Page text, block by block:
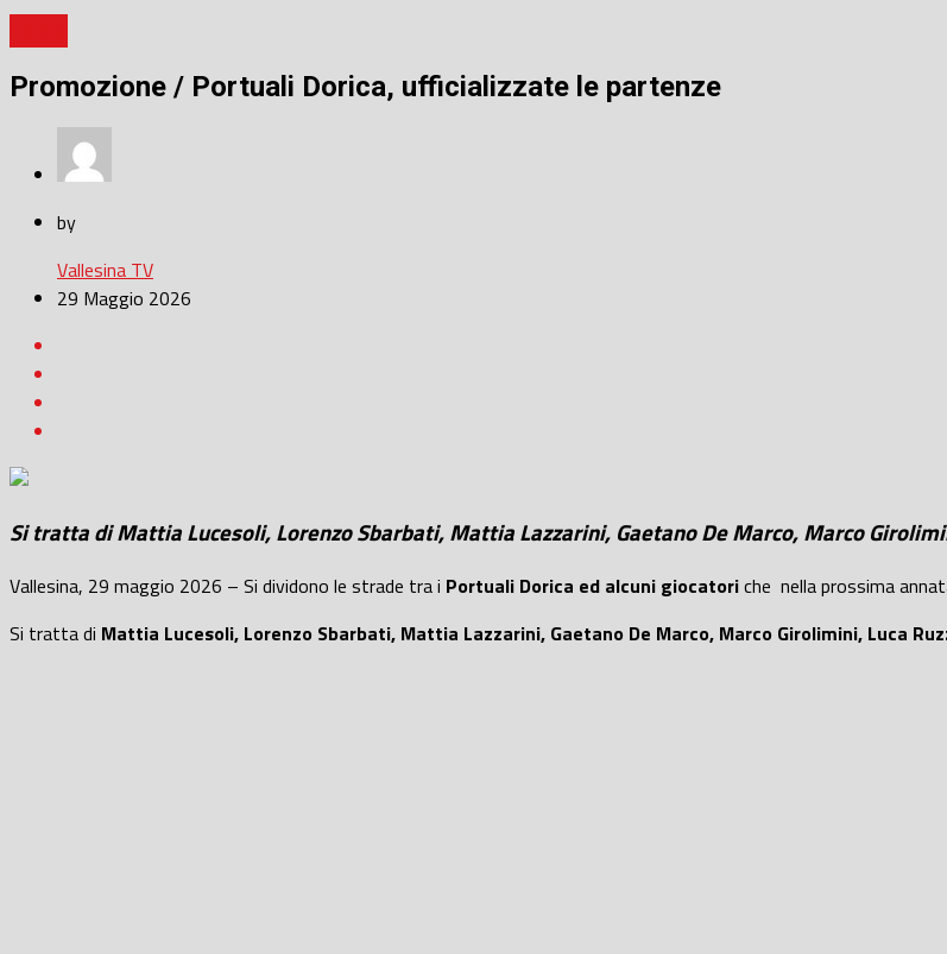
Promozione / Portuali Dorica, ufficializzate le partenze
by
Vallesina TV
29 Maggio 2026
Si tratta diMattia Lucesoli, Lorenzo Sbarbati, Mattia Lazzarini, Gaetano De Marco, Marco
Vallesina, 29 maggio 2026 – Si dividono le strade tra i Portuali Dorica ed alcuni giocatoriche nella prossima
Si tratta di Mattia Lucesoli, Lorenzo Sbarbati, Mattia Lazzarini, Gaetano De Marco, Marco Girolimini, Luca